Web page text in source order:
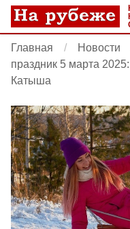
Главная Новости
праздник 5 марта
Катыша